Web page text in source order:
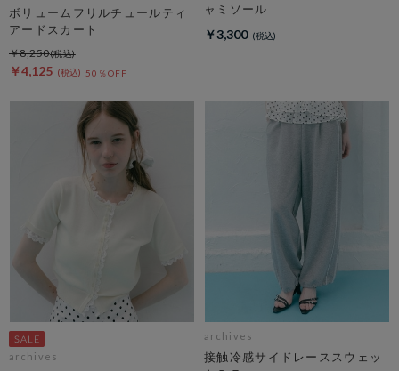
ボリュームフリルチュールティ
アードスカート
￥4,125 50％OFF
￥8,250
ャミソール
￥3,300
archives
archives
接触冷感サイドレーススウェッ